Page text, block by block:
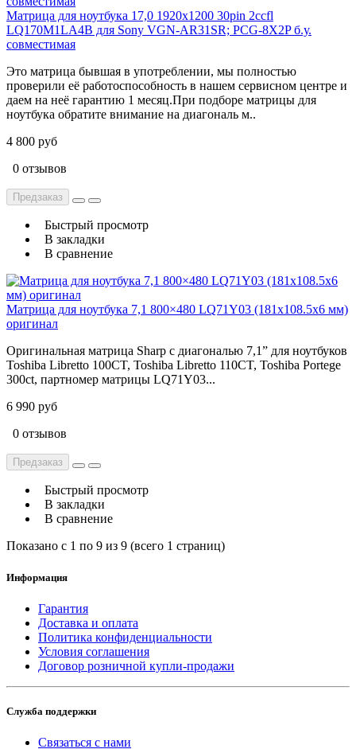
Матрица для ноутбука 17,0 1920x1200 30pin 2ccfl
LQ170M1LA4B для Sony VGN-AR31SR; PCG-8X2P б.у.
cовместимая
Это матрица бывшая в употреблении, мы полностью
проверили её работоспособность в нашем сервисном центре и
даем на неё гарантию 1 месяц.При подборе матрицы для
ноутбука обратите внимание на диагональ м..
4 800 руб
0 отзывов
Предзаказ
Быстрый просмотр
В закладки
В сравнение
Матрица для ноутбука 7,1 800×480 LQ71Y03 (181x108.5x6 мм)
оригинал
Оригинальная матрица Sharp с диагональю 7,1” для ноутбуков
Toshiba Libretto 100CT, Toshiba Libretto 110CT, Toshiba Portege
300ct, партномер матрицы LQ71Y03...
6 990 руб
0 отзывов
Предзаказ
Быстрый просмотр
В закладки
В сравнение
Показано с 1 по 9 из 9 (всего 1 страниц)
Информация
Гарантия
Доставка и оплата
Политика конфиденциальности
Условия соглашения
Договор розничной купли-продажи
Служба поддержки
Связаться с нами